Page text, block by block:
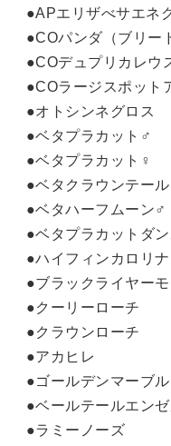
●APエリザべサエネ
●COパンダ（ブリー
●COデュプリカレウ
●COラージスポット
●オトシンネグロス
●ベタプラカット♂
●ベタプラカット♀
●ベタクラウンテー
●ベタハーフムーン♂
●ベタプラカットダ
●ハイフィンカロリ
●ブラックライヤー
●クーリーローチ
●クラウンローチ
●アカヒレ
●ゴールデンマーブ
●ベールテールエン
●ラミーノーズ